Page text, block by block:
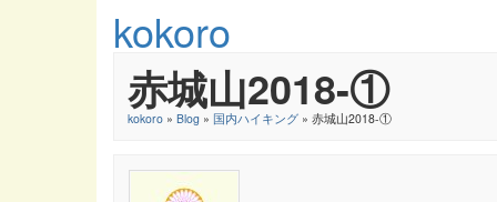
kokoro
赤城山2018-①
kokoro » Blog » 国内ハイキング » 赤城山2018-①